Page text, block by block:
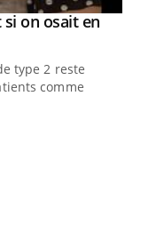
on osait en
type 2 reste
comme